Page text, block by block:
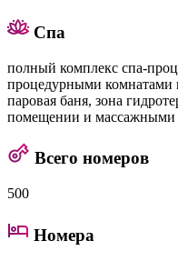
Спа
полный комплекс спа-
процедурными комнатами
паровая баня, зона
помещении и массажными
Всего номеров
500
Номера